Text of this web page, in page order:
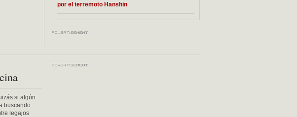
por el terremoto Hanshin
si algún
buscando
legajos